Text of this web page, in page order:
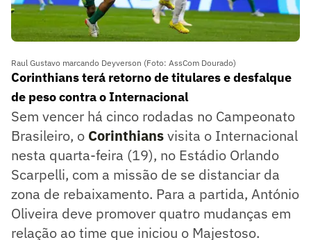
Raul Gustavo marcando Deyverson (Foto: AssCom Dourado)
Corinthians terá retorno de titulares e desfalque
de peso contra o Internacional
Sem vencer há cinco rodadas no Campeonato
Brasileiro, o Corinthiansvisita o Internacional
nesta quarta-feira (19), no Estádio Orlando
Scarpelli, com a missão de se distanciar da
zona de rebaixamento. Para a partida, António
Oliveira deve promover quatro mudanças em
relação ao time que iniciou o Majestoso.